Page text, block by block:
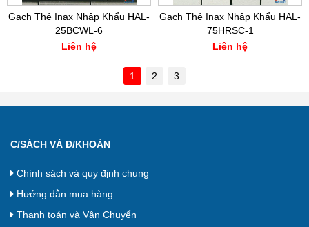
Gạch Thẻ Inax Nhập Khẩu HAL-
25BCWL-6
Liên hệ
Gạch Thẻ Inax Nhập Khẩu HAL-
75HRSC-1
Liên hệ
1 2 3
C/SÁCH VÀ Đ/KHOẢN
Chính sách và quy định chung
Hướng dẫn mua hàng
Thanh toán và Vận Chuyển